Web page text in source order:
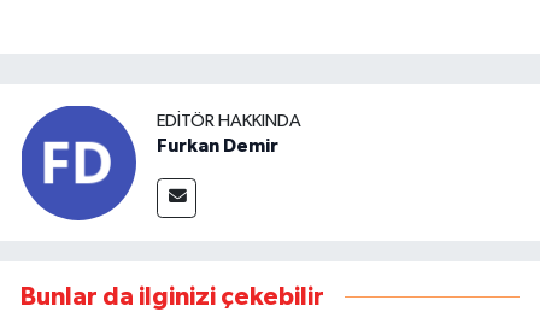
EDITÖR HAKKINDA
Furkan Demir
Bunlar da ilginizi çekebilir